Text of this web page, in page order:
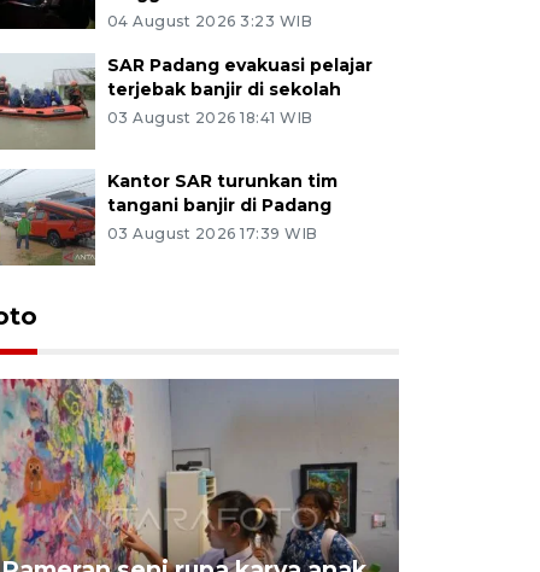
04 August 2026 3:23 WIB
SAR Padang evakuasi pelajar
terjebak banjir di sekolah
03 August 2026 18:41 WIB
Kantor SAR turunkan tim
tangani banjir di Padang
03 August 2026 17:39 WIB